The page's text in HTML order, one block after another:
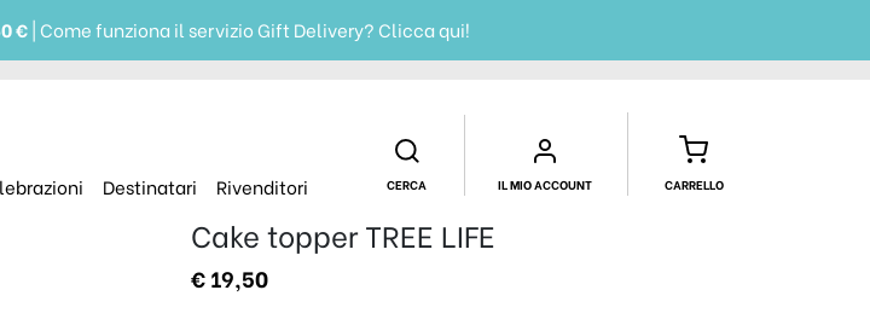
€| Come funziona il servizio Gift Delivery? Clicca qui!
Destinatari Rivenditori CERCA IL MIO ACCOUNT CARRELLO
Cake topper TREE LIFE
€19,50